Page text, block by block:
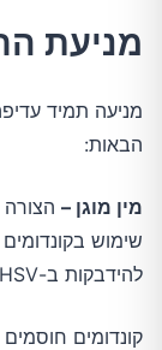
מניעת
מניעה תמיד
הבאות:
מין מוגן – הצורה
שימוש
להידבקות ב-HSV.
קונדומים